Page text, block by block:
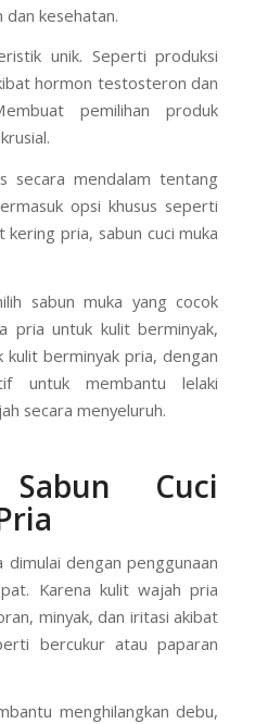
kesehatan.
unik. Seperti produksi
hormon testosteron dan
pemilihan produk
secara mendalam tentang
opsi khusus seperti
kering pria, sabun cuci muka
sabun muka yang cocok
pria untuk kulit berminyak,
kulit berminyak pria, dengan
untuk membantu lelaki
secara menyeluruh.
Sabun Cuci
dengan penggunaan
Karena kulit wajah pria
minyak, dan iritasi akibat
bercukur atau paparan
menghilangkan debu,